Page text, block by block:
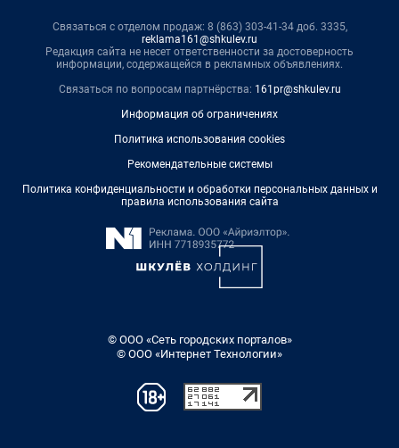
Связаться с отделом продаж: 8 (863) 303-41-34 доб. 3335,
reklama161@shkulev.ru
Редакция сайта не несет ответственности за достоверность
информации, содержащейся в рекламных объявлениях.
Связаться по вопросам партнёрства: 161pr@shkulev.ru
Информация об ограничениях
Политика использования cookies
Рекомендательные системы
Политика конфиденциальности и обработки персональных данных и
правила использования сайта
© ООО «Сеть городских порталов»
© ООО «Интернет Технологии»